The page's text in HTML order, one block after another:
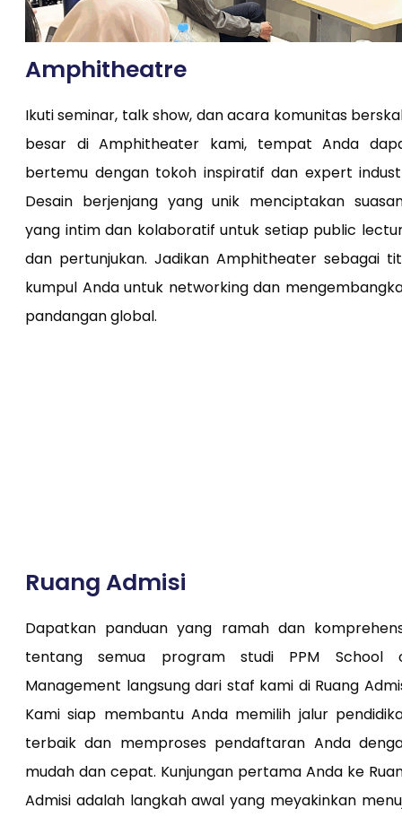
Amphitheatre
Ikuti seminar, talk show, dan acara komunitas
besar di Amphitheater kami, tempat Anda
bertemu dengan tokoh inspiratif dan expert
Desain berjenjang yang unik menciptakan
yang intim dan kolaboratif untuk setiap public
dan pertunjukan. Jadikan Amphitheater sebagai
kumpul Anda untuk networking dan
pandangan global.
Ruang Admisi
Dapatkan panduan yang ramah dan
tentang semua program studi PPM School
Management langsung dari staf kami di Ruang
Kami siap membantu Anda memilih jalur
terbaik dan memproses pendaftaran Anda
mudah dan cepat. Kunjungan pertama Anda ke
Admisi adalah langkah awal yang meyakinkan